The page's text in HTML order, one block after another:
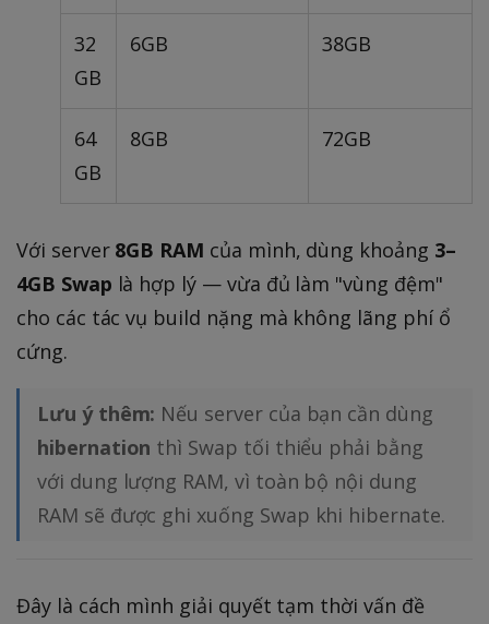
32
GB
6GB 38GB
64
GB
8GB 72GB
Với server 8GB RAM của mình, dùng khoảng 3–
4GB Swap là hợp lý — vừa đủ làm "vùng đệm"
cho các tác vụ build nặng mà không lãng phí ổ
cứng.
Lưu ý thêm: Nếu server của bạn cần dùng
hibernation thì Swap tối thiểu phải bằng
với dung lượng RAM, vì toàn bộ nội dung
RAM sẽ được ghi xuống Swap khi hibernate.
Đây là cách mình giải quyết tạm thời vấn đề